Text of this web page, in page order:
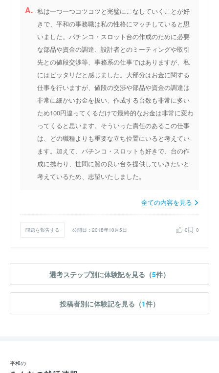
A. 私は一つ一つコツコツと完璧にこなしていくことが好
きで、平和の事務職は私の性格にマッチしていると思
いました。パチンコ・スロット台の作成のために必要
な部品や資金の調達、設計者とのミーティングや取引
先との値段交渉等、事務系の仕事ではありますが、私
にはピッタリだと感じました。大部分はお金に関する
仕事を行いますが、値段の交渉や部品や資金の調達は
非常に細かいお金を扱い、作成する台数も非常に多い
ため100円違ってくるだけで最終的なお金は非常に変わ
ってくると思います。そういった責任のあるこの仕事
は、どの職種よりも重要な立ち位置にいると考えてい
ます。加えて、パチンコ・スロットも好きで、台の作
成に携わり、世間に質の良い台を提供していきたいと
考えているため、志望いたしました。
全ての内容を見る
問題を報告する 公開日：2018年10月5日 0 0
選考ステップ別に体験記を見る（5件）
投稿者別に体験記を見る（1件）
平和の